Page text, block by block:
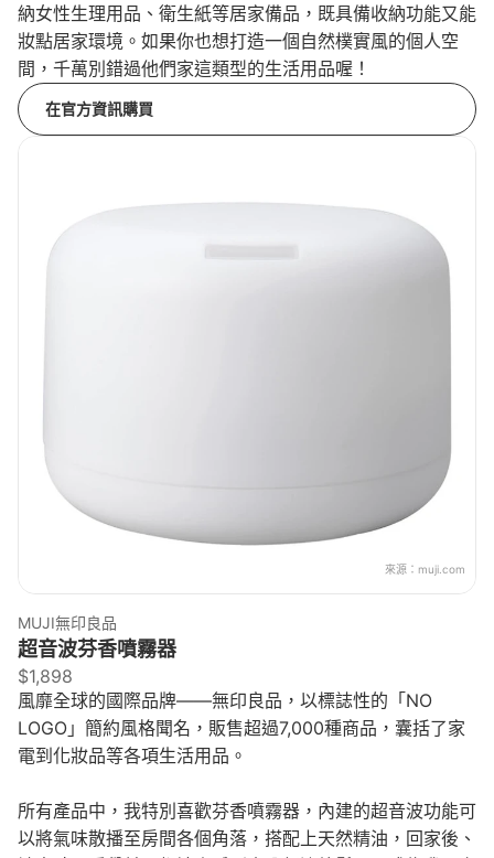
納女性生理用品、衛生紙等居家備品，既具備收納功能又能
妝點居家環境。如果你也想打造一個自然樸實風的個人空
間，千萬別錯過他們家這類型的生活用品喔！
在官方資訊購買
來源： muji.com
MUJI無印良品
超音波芬香噴霧器
$1,898
風靡全球的國際品牌——無印良品，以標誌性的「NO
LOGO」簡約風格聞名，販售超過7,000種商品，囊括了家
電到化妝品等各項生活用品。
所有產品中，我特別喜歡芬香噴霧器，內建的超音波功能可
以將氣味散播至房間各個角落，搭配上天然精油，回家後、